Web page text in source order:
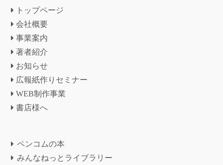
トップページ
会社概要
事業案内
著者紹介
お知らせ
広報紙作りセミナー
WEB制作事業
書店様へ
ペンコムの本
みんなねっとライブラリー